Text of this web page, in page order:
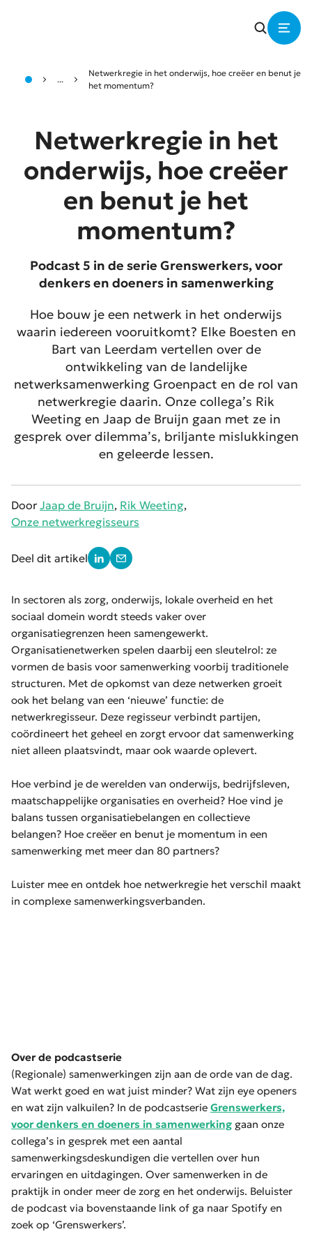
...
Netwerkregie in het onderwijs, hoe creëer en benut je
het momentum?
Netwerkregie in het
onderwijs, hoe creëer
en benut je het
momentum?
Podcast 5 in de serie Grenswerkers, voor
denkers en doeners in samenwerking
Hoe bouw je een netwerk in het onderwijs
waarin iedereen vooruitkomt? Elke Boesten en
Bart van Leerdam vertellen over de
ontwikkeling van de landelijke
netwerksamenwerking Groenpact en de rol van
netwerkregie daarin. Onze collega’s Rik
Weeting en Jaap de Bruijn gaan met ze in
gesprek over dilemma’s, briljante mislukkingen
en geleerde lessen.
Door Jaap de Bruijn, Rik Weeting,
Onze netwerkregisseurs
Deel dit artikel
In sectoren als zorg, onderwijs, lokale overheid en het
sociaal domein wordt steeds vaker over
organisatiegrenzen heen samengewerkt.
Organisatienetwerken spelen daarbij een sleutelrol: ze
vormen de basis voor samenwerking voorbij traditionele
structuren. Met de opkomst van deze netwerken groeit
ook het belang van een ‘nieuwe’ functie: de
netwerkregisseur. Deze regisseur verbindt partijen,
coördineert het geheel en zorgt ervoor dat samenwerking
niet alleen plaatsvindt, maar ook waarde oplevert.
Hoe verbind je de werelden van onderwijs, bedrijfsleven,
maatschappelijke organisaties en overheid? Hoe vind je
balans tussen organisatiebelangen en collectieve
belangen? Hoe creëer en benut je momentum in een
samenwerking met meer dan 80 partners?
Luister mee en ontdek hoe netwerkregie het verschil maakt
in complexe samenwerkingsverbanden.
Over de podcastserie
(Regionale) samenwerkingen zijn aan de orde van de dag.
Wat werkt goed en wat juist minder? Wat zijn eye openers
en wat zijn valkuilen? In de podcastserie Grenswerkers,
voor denkers en doeners in samenwerking gaan onze
collega’s in gesprek met een aantal
samenwerkingsdeskundigen die vertellen over hun
ervaringen en uitdagingen. Over samenwerken in de
praktijk in onder meer de zorg en het onderwijs. Beluister
de podcast via bovenstaande link of ga naar Spotify en
zoek op ‘Grenswerkers’.